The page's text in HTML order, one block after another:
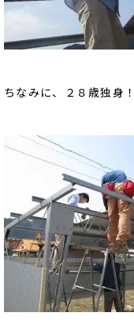
ちなみに、２８歳独